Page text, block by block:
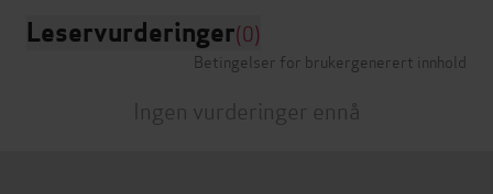
Leservurderinger(0)
Betingelser for brukergenerert innhold
Ingen vurderinger ennå